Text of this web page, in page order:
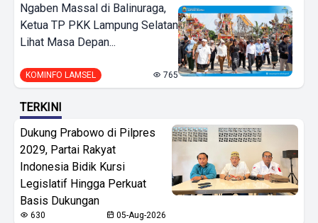
Ngaben Massal di Balinuraga,
Ketua TP PKK Lampung Selatan
Lihat Masa Depan...
KOMINFO LAMSEL 765
TERKINI
Dukung Prabowo di Pilpres
2029, Partai Rakyat
Indonesia Bidik Kursi
Legislatif Hingga Perkuat
Basis Dukungan
630 05-Aug-2026